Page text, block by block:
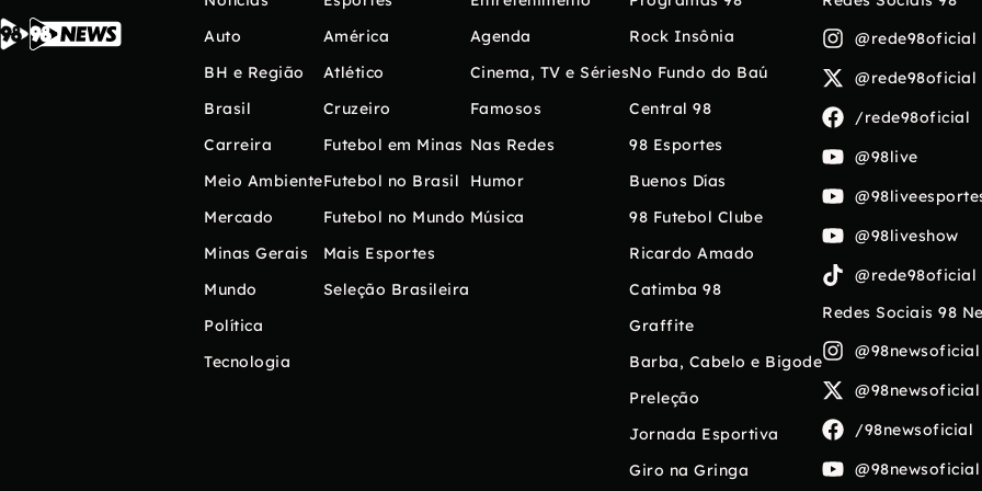
Auto
BH e Região
Brasil
Carreira
Meio Ambiente
Mercado
Minas Gerais
Mundo
Política
Tecnologia
América
Atlético
Cruzeiro
Futebol em Minas
Futebol no Brasil
Futebol no Mundo
Mais Esportes
Seleção Brasileira
Agenda
Cinema, TV e Séries
Famosos
Nas Redes
Humor
Música
Rock Insônia
No Fundo do Baú
Central 98
98 Esportes
Buenos Días
98 Futebol Clube
Ricardo Amado
Catimba 98
Graffite
Barba, Cabelo e Bigode
Preleção
Jornada Esportiva
Giro na Gringa
@rede98oficial
@rede98oficial
/rede98oficial
@98live
@98liveshow
@rede98oficial
Redes Sociais 98
@98newsoficial
@98newsoficial
/98newsoficial
@98newsoficial